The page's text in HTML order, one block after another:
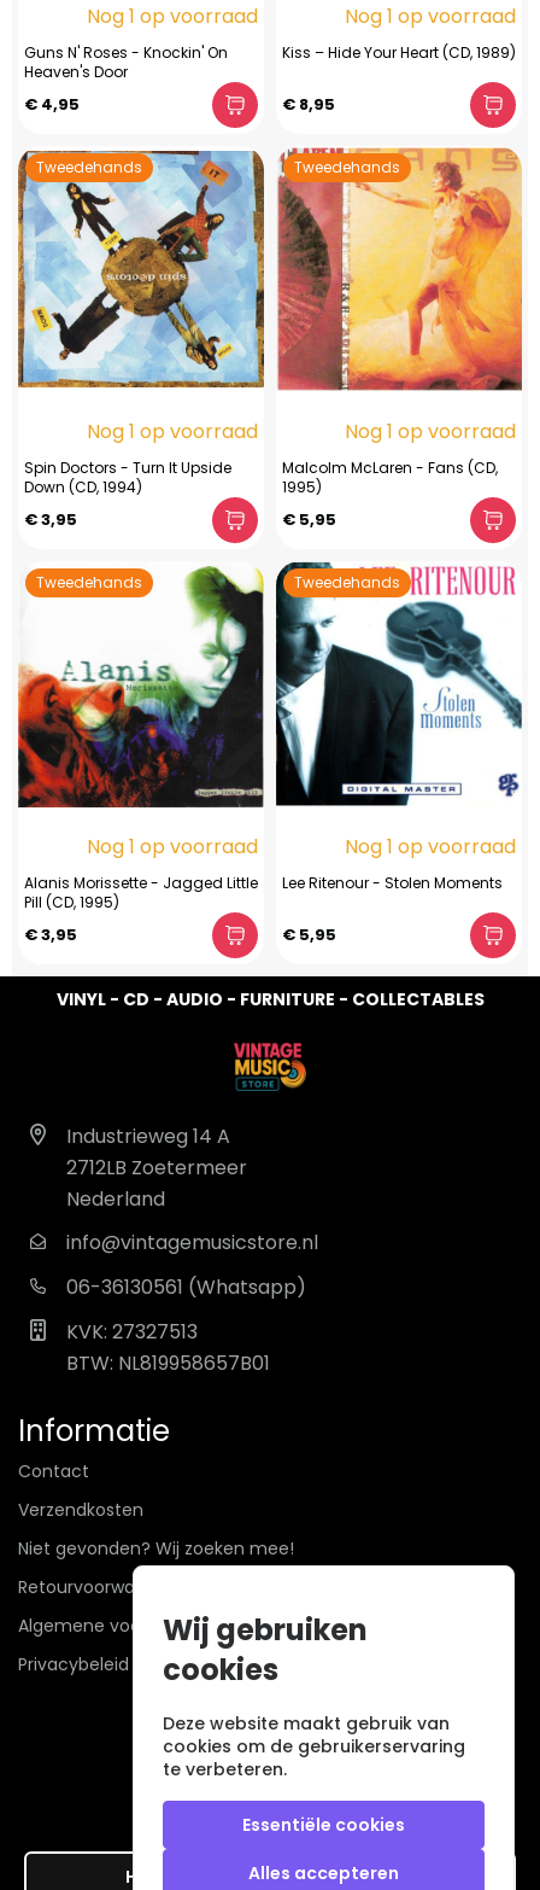
Nog 1 op voorraad
Guns N' Roses - Knockin' On
Heaven's Door
€ 4,95
Nog 1 op voorraad
Kiss – Hide Your Heart (CD, 1989)
€ 8,95
Tweedehands
Nog 1 op voorraad
Spin Doctors - Turn It Upside
Down (CD, 1994)
€ 3,95
Tweedehands
Nog 1 op voorraad
Malcolm McLaren - Fans (CD,
1995)
€ 5,95
Tweedehands
Nog 1 op voorraad
Alanis Morissette - Jagged Little
Pill (CD, 1995)
€ 3,95
Tweedehands
Nog 1 op voorraad
Lee Ritenour - Stolen Moments
€ 5,95
VINYL - CD - AUDIO - FURNITURE - COLLECTABLES
Industrieweg 14 A
2712LB Zoetermeer
Nederland
info@vintagemusicstore.nl
06-36130561 (Whatsapp)
KVK: 27327513
BTW: NL819958657B01
Informatie
Contact
Verzendkosten
Niet gevonden? Wij zoeken mee!
Retourvoorwaarden
Algemene voorwaarden
Privacybeleid
Hier de overeenkomst ontbinden
Wij gebruiken
cookies
Deze website maakt gebruik van
cookies om de gebruikerservaring
te verbeteren.
Essentiële cookies
Alles accepteren